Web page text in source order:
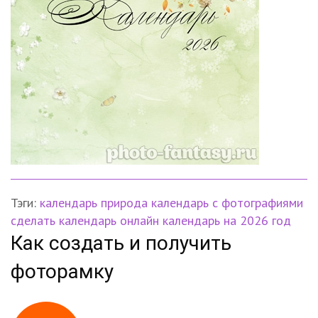
Тэги: календарь природа календарь с фотографиями
сделать календарь онлайн календарь на 2026 год
Как создать и получить
фоторамку